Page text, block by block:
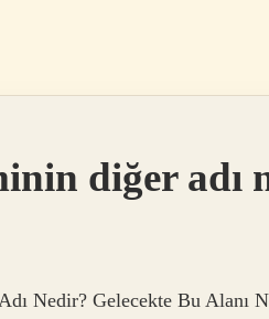
diğer adı
Nedir? Gelecekte Bu Alanı